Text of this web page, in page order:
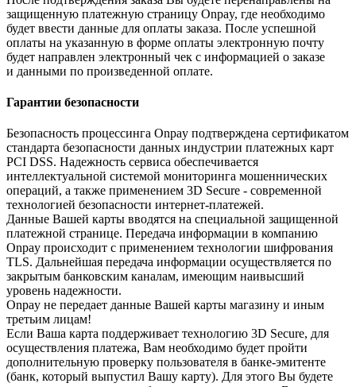
защищенную платежную страницу Onpay, где необходимо
будет ввести данные для оплаты заказа. После успешной
оплаты на указанную в форме оплаты электронную почту
будет направлен электронный чек с информацией о заказе
и данными по произведенной оплате.
Гарантии безопасности
Безопасность процессинга Onpay подтверждена сертификатом
стандарта безопасности данных индустрии платежных карт
PCI DSS. Надежность сервиса обеспечивается
интеллектуальной системой мониторинга мошеннических
операций, а также применением 3D Secure - современной
технологией безопасности интернет-платежей.
Данные Вашей карты вводятся на специальной защищенной
платежной странице. Передача информации в компанию
Onpay происходит с применением технологии шифрования
TLS. Дальнейшая передача информации осуществляется по
закрытым банковским каналам, имеющим наивысший
уровень надежности.
Onpay не передает данные Вашей карты магазину и иным
третьим лицам!
Если Ваша карта поддерживает технологию 3D Secure, для
осуществления платежа, Вам необходимо будет пройти
дополнительную проверку пользователя в банке-эмитенте
(банк, который выпустил Вашу карту). Для этого Вы будете